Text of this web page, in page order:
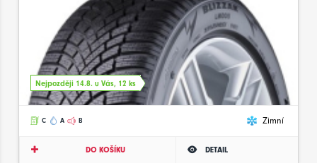
Nejpozději 14.8. u Vás, 12 ks
C A B Zimní
DO KOŠÍKU DETAIL